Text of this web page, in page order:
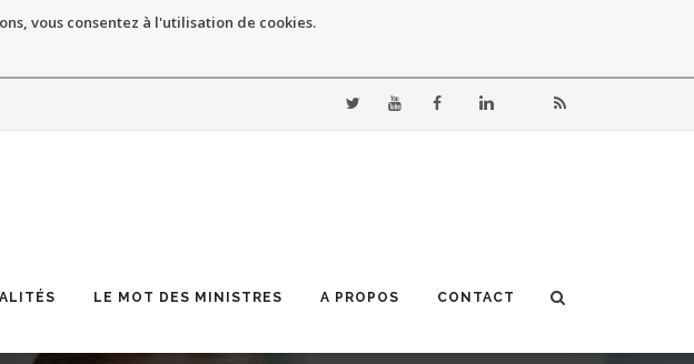
vous consentez à l'utilisation de cookies.
LE MOT DES MINISTRES A PROPOS CONTACT